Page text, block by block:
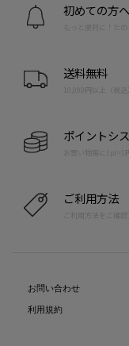
初めての方へ
もっと便利に！た
送料無料
10,000円以上（税
ポイントシ
お買い物毎に1pt=1
ご利用方法
ご利用方法をご確
お問い合わせ
利用規約